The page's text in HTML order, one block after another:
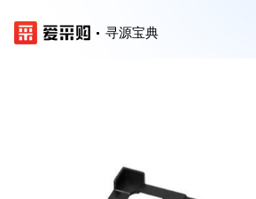
寻源宝典